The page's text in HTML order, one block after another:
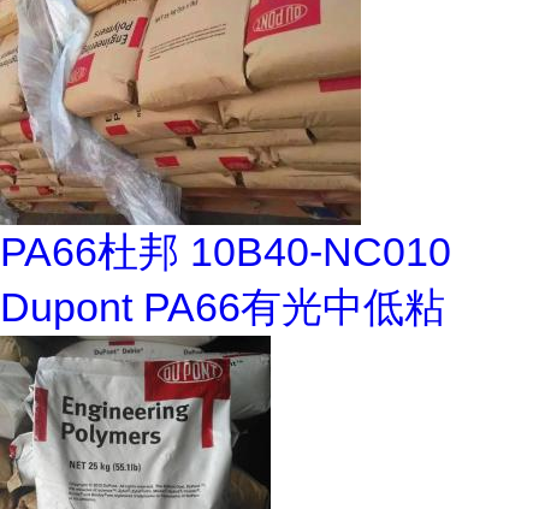
PA66杜邦 10B40-NC010
Dupont PA66有光中低粘